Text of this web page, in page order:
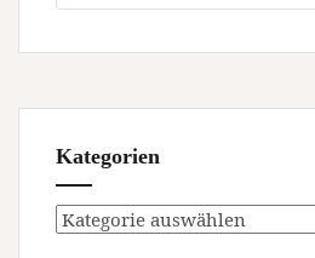
Kategorien
Kategorien